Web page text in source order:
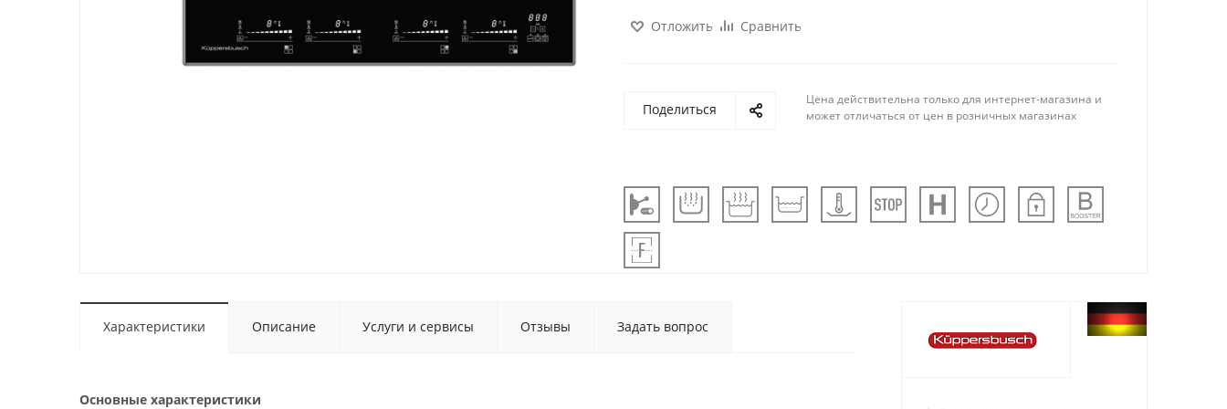
Отложить Сравнить
Поделиться
Цена действительна только для интернет-магазина и
может отличаться от цен в розничных магазинах
Характеристики Описание Услуги и сервисы Отзывы Задать вопрос
Основные характеристики